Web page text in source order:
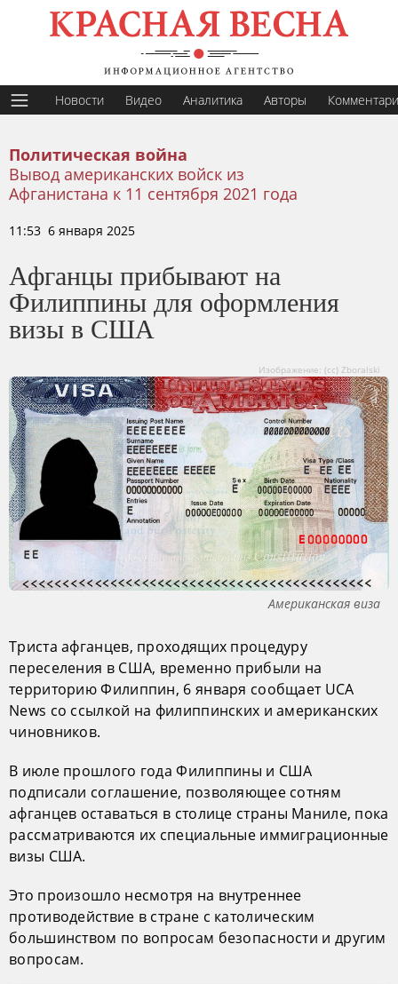
Новости Видео Аналитика Авторы
Политическая война
Вывод американских войск из
Афганистана к 11 сентября 2021 года
11:53 6 января 2025
Афганцы прибывают на
Филиппины для оформления
визы в США
Изображение: (cc) Zboralski
Американская виза
Триста афганцев, проходящих процедуру
переселения в США, временно прибыли на
территорию Филиппин, 6 января сообщает UCA
News со ссылкой на филиппинских и американских
чиновников.
В июле прошлого года Филиппины и США
подписали соглашение, позволяющее сотням
афганцев оставаться в столице страны Маниле, пока
рассматриваются их специальные иммиграционные
визы США.
Это произошло несмотря на внутреннее
противодействие в стране с католическим
большинством по вопросам безопасности и другим
вопросам.